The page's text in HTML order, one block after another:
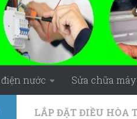
nước Sửa chữa
LẮP ĐẶT ĐIỀU HÒA